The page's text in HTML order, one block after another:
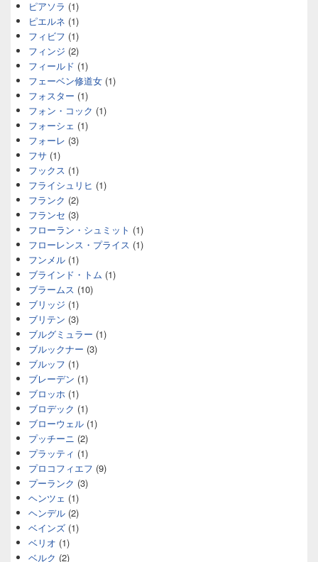
ピアソラ (1)
ピエルネ (1)
フィビフ (1)
フィンジ (2)
フィールド (1)
フェーベン修道女 (1)
フォスター (1)
フォン・コック (1)
フォーシェ (1)
フォーレ (3)
フサ (1)
フックス (1)
フライシュリヒ (1)
フランク (2)
フランセ (3)
フローラン・シュミット (1)
フローレンス・プライス (1)
フンメル (1)
ブラインド・トム (1)
ブラームス (10)
ブリッジ (1)
ブリテン (3)
ブルグミュラー (1)
ブルックナー (3)
ブルッフ (1)
ブレーデン (1)
ブロッホ (1)
ブロデック (1)
ブローウェル (1)
プッチーニ (2)
プラッティ (1)
プロコフィエフ (9)
プーランク (3)
ヘンツェ (1)
ヘンデル (2)
ベインズ (1)
ベリオ (1)
ベルク (2)